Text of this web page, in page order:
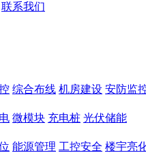
联系我们
综合布线 机房建设 安防监
微模块 充电桩 光伏储能
能源管理 工控安全 楼宇亮